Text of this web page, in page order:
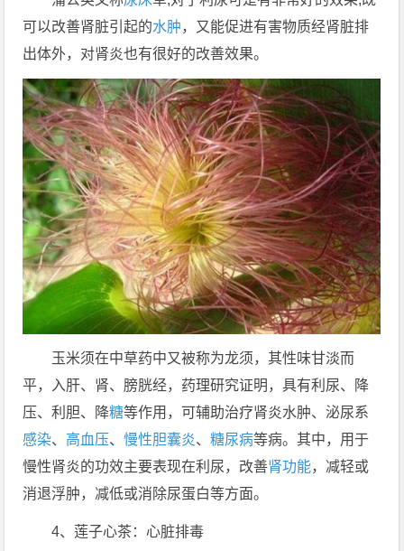
可以改善肾脏引起的水肿，又能促进有害物质经肾脏排
出体外，对肾炎也有很好的改善效果。
玉米须在中草药中又被称为龙须，其性味甘淡而
平，入肝、肾、膀胱经，药理研究证明，具有利尿、降
压、利胆、降糖等作用，可辅助治疗肾炎水肿、泌尿系
感染、 高血压、慢性胆囊炎、糖尿病等病。其中，用于
慢性肾炎的功效主要表现在利尿，改善肾功能，减轻或
消退浮肿，减低或消除尿蛋白等方面。
4、莲子心茶：心脏排毒